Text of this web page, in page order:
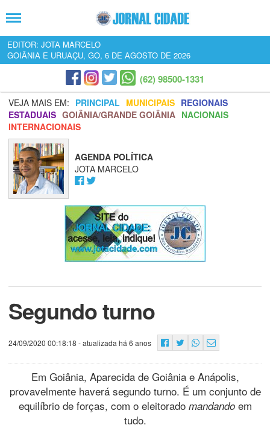
EDITOR: JOTA MARCELO
GOIÂNIA E URUAÇU, GO, 6 DE AGOSTO DE 2026
(62) 98500-1331
VEJA MAIS EM: PRINCIPAL MUNICIPAIS REGIONAIS
ESTADUAIS GOIÂNIA/GRANDE GOIÂNIA NACIONAIS
INTERNACIONAIS
AGENDA POLÍTICA
JOTA MARCELO
Segundo turno
24/09/2020 00:18:18 - atualizada há 6 anos
Em Goiânia, Aparecida de Goiânia e Anápolis,
provavelmente haverá segundo turno. É um conjunto de
equilíbrio de forças, com o eleitorado mandandoem
tudo.